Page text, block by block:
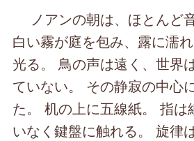
ノアンの朝は、ほとんど
白い霧が庭を包み、露に濡
光る。 鳥の声は遠く、世界
ていない。 その静寂の中心
た。 机の上に五線紙。 指は
いなく鍵盤に触れる。 旋律